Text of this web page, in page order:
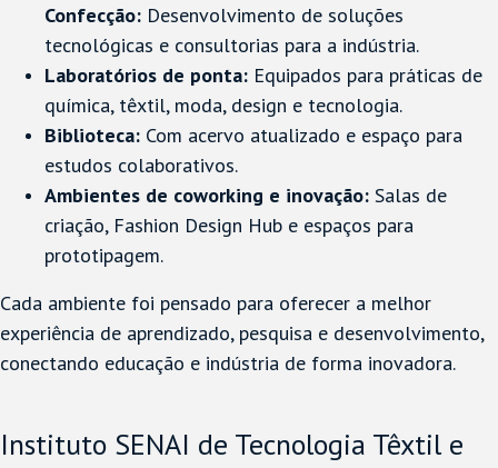
Confecção: Desenvolvimento de soluções
tecnológicas e consultorias para a indústria.
Laboratórios de ponta: Equipados para práticas de
química, têxtil, moda, design e tecnologia.
Biblioteca: Com acervo atualizado e espaço para
estudos colaborativos.
Ambientes de coworking e inovação: Salas de
criação, Fashion Design Hub e espaços para
prototipagem.
Cada ambiente foi pensado para oferecer a melhor
experiência de aprendizado, pesquisa e desenvolvimento,
conectando educação e indústria de forma inovadora.
Instituto SENAI de Tecnologia Têxtil e